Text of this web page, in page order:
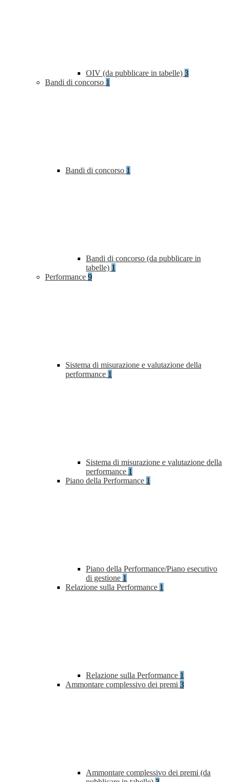
OIV (da pubblicare in tabelle) 3
Bandi di concorso 1
Bandi di concorso 1
Bandi di concorso (da pubblicare in
tabelle) 1
Performance 9
Sistema di misurazione e valutazione della
performance 1
Sistema di misurazione e valutazione della
performance 1
Piano della Performance 1
Piano della Performance/Piano esecutivo
di gestione 1
Relazione sulla Performance 1
Relazione sulla Performance 1
Ammontare complessivo dei premi 3
Ammontare complessivo dei premi (da